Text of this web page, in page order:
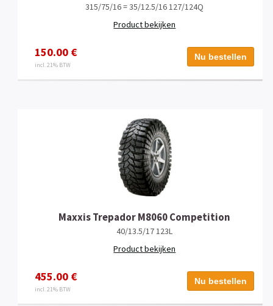
315/75/16 = 35/12.5/16 127/124Q
Product bekijken
150.00 €
incl. 21% BTW
Nu bestellen
Maxxis Trepador M8060 Competition
40/13.5/17 123L
Product bekijken
455.00 €
incl. 21% BTW
Nu bestellen